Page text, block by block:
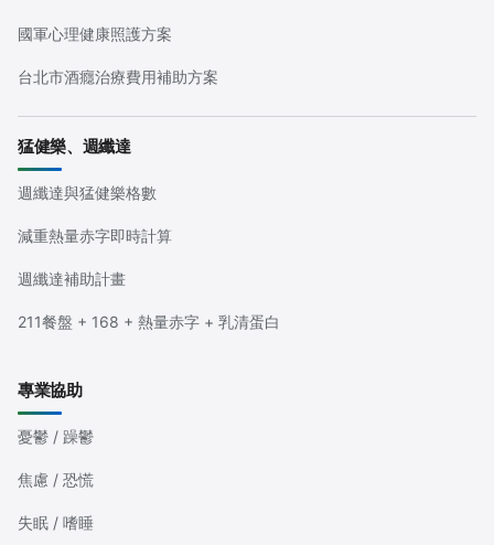
國軍心理健康照護方案
台北市酒癮治療費用補助方案
猛健樂、週纖達
週纖達與猛健樂格數
減重熱量赤字即時計算
週纖達補助計畫
211餐盤 + 168 + 熱量赤字 + 乳清蛋白
專業協助
憂鬱 / 躁鬱
焦慮 / 恐慌
失眠 / 嗜睡